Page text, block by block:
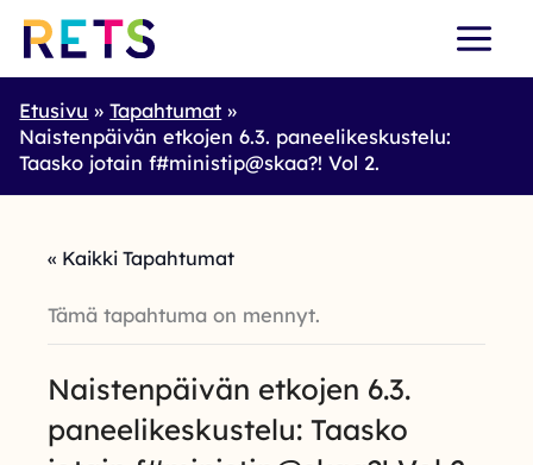
Skip
Etusivu
Tapahtumat
Naistenpäivän etkojen 6.3. paneelikeskustelu:
Taasko jotain f#ministip@skaa?! Vol 2.
« Kaikki Tapahtumat
Tämä tapahtuma on mennyt.
Naistenpäivän etkojen 6.3.
paneelikeskustelu: Taasko